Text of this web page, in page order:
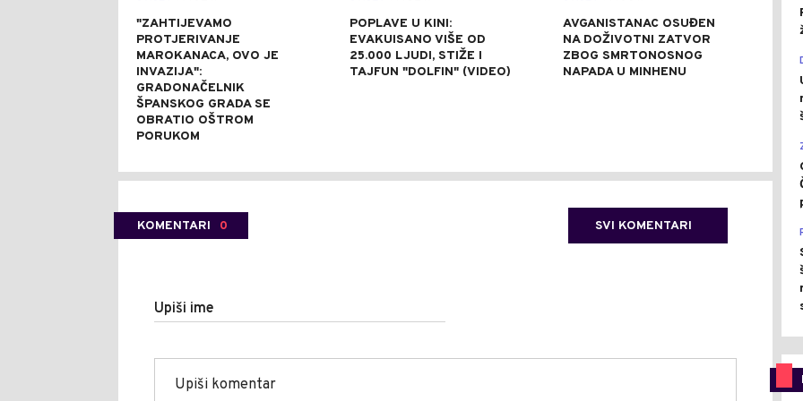
"ZAHTIJEVAMO
PROTJERIVANJE
MAROKANACA, OVO JE
INVAZIJA":
GRADONAČELNIK
ŠPANSKOG GRADA SE
OBRATIO OŠTROM
PORUKOM
POPLAVE U KINI:
EVAKUISANO VIŠE OD
25.000 LJUDI, STIŽE I
TAJFUN "DOLFIN" (VIDEO)
AVGANISTANAC OSUĐEN
NA DOŽIVOTNI ZATVOR
ZBOG SMRTONOSNOG
NAPADA U MINHENU
KOMENTARI 0 SVI KOMENTARI
Upiši ime